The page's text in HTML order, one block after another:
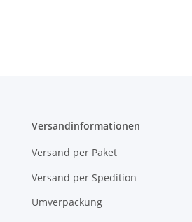
Versandinformationen
Versand per Paket
Versand per Spedition
Umverpackung